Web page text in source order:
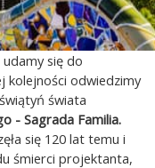
się do
kolejności odwiedzimy
świata
- Sagrada Familia.
się 120 lat temu i
śmierci projektanta,